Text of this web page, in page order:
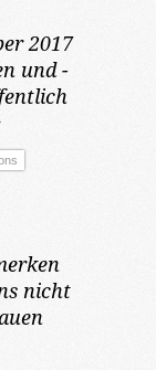
2017
und -
nicht